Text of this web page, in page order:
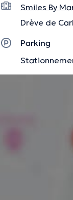
et d’hygiénistes
Ensemble, nous
obtenir les
spécialité
Hygiène bucco-
Smiles By
Drève de
Parking